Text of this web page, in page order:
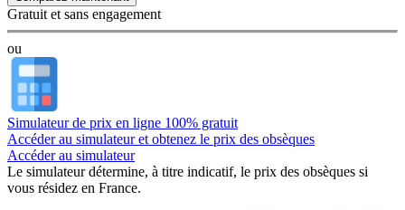
Gratuit et sans engagement
ou
Simulateur de prix en ligne 100% gratuit
Accéder au simulateur et obtenez le prix des obsèques
Accéder au simulateur
Le simulateurdétermine, à titre indicatif, le prix des obsèques si
vous résidez en France.